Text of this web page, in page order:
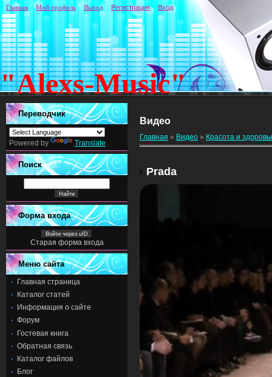
"Alexs-Music"
Главная Мой профиль Выход Регистрация Вход
Переводчик
Powered by Translate
Поиск
Форма входа
Войти через uID
Старая форма входа
Меню сайта
Главная страница
Каталог статей
Информация о сайте
Форум
Гостевая книга
Обратная связь
Каталог файлов
Блог
Видео
Главная » Видео » Красота и
Prada